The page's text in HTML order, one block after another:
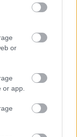
or
app.
élményből,
pont úgy
kaptuk volna